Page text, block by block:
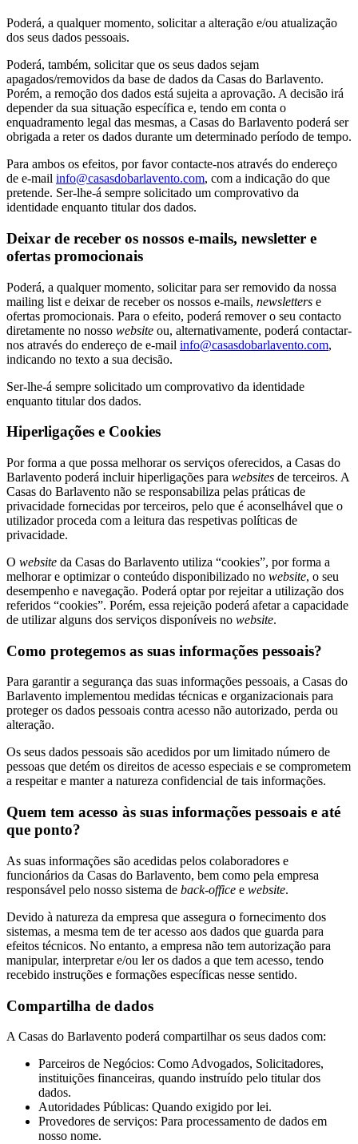
Poderá, a qualquer momento, solicitar a alteração e/ou atualização
dos seus dados pessoais.
Poderá, também, solicitar que os seus dados sejam
apagados/removidos da base de dados da Casas do Barlavento.
Porém, a remoção dos dados está sujeita a aprovação. A decisão irá
depender da sua situação específica e, tendo em conta o
enquadramento legal das mesmas, a Casas do Barlavento poderá ser
obrigada a reter os dados durante um determinado período de tempo.
Para ambos os efeitos, por favor contacte-nos através do endereço
de e-mail info@casasdobarlavento.com, com a indicação do que
pretende. Ser-lhe-á sempre solicitado um comprovativo da
identidade enquanto titular dos dados.
Deixar de receber os nossos e-mails, newsletter e
ofertas promocionais
Poderá, a qualquer momento, solicitar para ser removido da nossa
mailing list e deixar de receber os nossos e-mails, newsletters e
ofertas promocionais. Para o efeito, poderá remover o seu contacto
diretamente no nosso website ou, alternativamente, poderá contactar-
nos através do endereço de e-mail info@casasdobarlavento.com,
indicando no texto a sua decisão.
Ser-lhe-á sempre solicitado um comprovativo da identidade
enquanto titular dos dados.
Hiperligações e Cookies
Por forma a que possa melhorar os serviços oferecidos, a Casas do
Barlavento poderá incluir hiperligações para websites de terceiros. A
Casas do Barlavento não se responsabiliza pelas práticas de
privacidade fornecidas por terceiros, pelo que é aconselhável que o
utilizador proceda com a leitura das respetivas políticas de
privacidade.
O website da Casas do Barlavento utiliza “cookies”, por forma a
melhorar e optimizar o conteúdo disponibilizado no website, o seu
desempenho e navegação. Poderá optar por rejeitar a utilização dos
referidos “cookies”. Porém, essa rejeição poderá afetar a capacidade
de utilizar alguns dos serviços disponíveis no website.
Como protegemos as suas informações pessoais?
Para garantir a segurança das suas informações pessoais, a Casas do
Barlavento implementou medidas técnicas e organizacionais para
proteger os dados pessoais contra acesso não autorizado, perda ou
alteração.
Os seus dados pessoais são acedidos por um limitado número de
pessoas que detém os direitos de acesso especiais e se comprometem
a respeitar e manter a natureza confidencial de tais informações.
Quem tem acesso às suas informações pessoais e até
que ponto?
As suas informações são acedidas pelos colaboradores e
funcionários da Casas do Barlavento, bem como pela empresa
responsável pelo nosso sistema de back-office e website.
Devido à natureza da empresa que assegura o fornecimento dos
sistemas, a mesma tem de ter acesso aos dados que guarda para
efeitos técnicos. No entanto, a empresa não tem autorização para
manipular, interpretar e/ou ler os dados a que tem acesso, tendo
recebido instruções e formações específicas nesse sentido.
Compartilha de dados
A Casas do Barlavento poderá compartilhar os seus dados com:
Parceiros de Negócios: Como Advogados, Solicitadores,
instituições financeiras, quando instruído pelo titular dos
dados.
Autoridades Públicas: Quando exigido por lei.
Provedores de serviços: Para processamento de dados em
nosso nome.